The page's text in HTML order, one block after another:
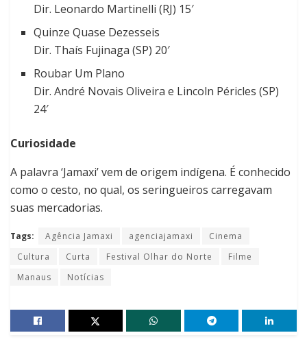
Dir. Leonardo Martinelli (RJ) 15′
Quinze Quase Dezesseis
Dir. Thaís Fujinaga (SP) 20′
Roubar Um Plano
Dir. André Novais Oliveira e Lincoln Péricles (SP)
24′
Curiosidade
A palavra ‘Jamaxi’ vem de origem indígena. É conhecido
como o cesto, no qual, os seringueiros carregavam
suas mercadorias.
Tags: Agência Jamaxi agenciajamaxi
Cinema
Cultura
Curta Festival Olhar do Norte
Filme
Manaus
Notícias